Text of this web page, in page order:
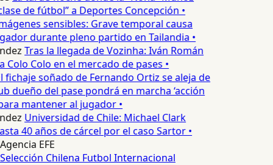
de fútbol” a Deportes Concepción •
sensibles: Grave temporal causa
durante pleno partido en Tailandia •
Tras la llegada de Vozinha: Iván Román
Colo en el mercado de pases •
fichaje soñado de Fernando Ortiz se aleja de
dueño del pase pondrá en marcha ‘acción
mantener al jugador •
Universidad de Chile: Michael Clark
40 años de cárcel por el caso Sartor •
Agencia EFE
Selección Chilena Futbol Internacional